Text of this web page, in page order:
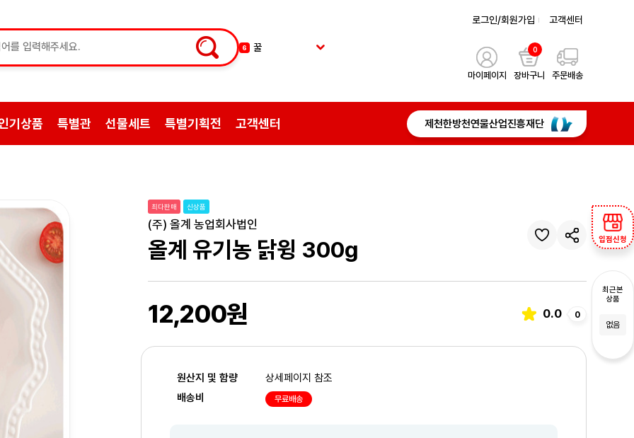
7 한약
약초
5 황기
로그인/회원가입 고객센터
마이페이지
0
장바구니 주문배송
기상품 특별관 선물세트 특별기획전 고객센터 제천한방천연물산업진흥재단
입점신청
최근본
상품
없음
최다판매 신상품
(주) 올계 농업회사법인
올계 유기농 닭윙 300g
12,200원 0.0 0
원산지 및 함량
상세페이지 참조
배송비
무료배송